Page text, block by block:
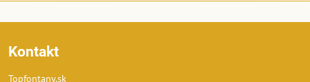
Kontakt
Topfontany.sk